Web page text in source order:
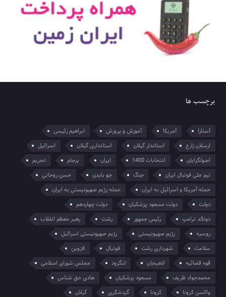
برچسب ها
آستارا آمریکا آموزش و پرورش
ابراهیم رئیسی
ارسلان زارع
استاندار گیلان استانداری گیلان
اسرائیل
اصولگرایان
انتخابات 1400 ایران برجام
تحریم
تیم ملی فوتبال ایران
جنگ جو بایدن
حسن روحانی
حمله آمریکا و اسرائیل به ایران
حمله رژیم صهیونیستی به ایران
دولت
دولت مسعود پزشکیان
دولت چهاردهم
دونالد ترامپ
رئیس جمهور رشت
رهبر معظم انقلاب
روسیه
رژیم صهیونیستی
رژیم صهیونیستی اسرائیل
سلامت
شهرداری رشت فوتبال
قزوین
قوه قضائیه
لاهیجان لنگرود
مجلس شورای اسلامی
محمدجواد ظریف
مسعود پزشکیان
هادی حق شناس
واکسن کرونا
کرونا گردشگری گیلان